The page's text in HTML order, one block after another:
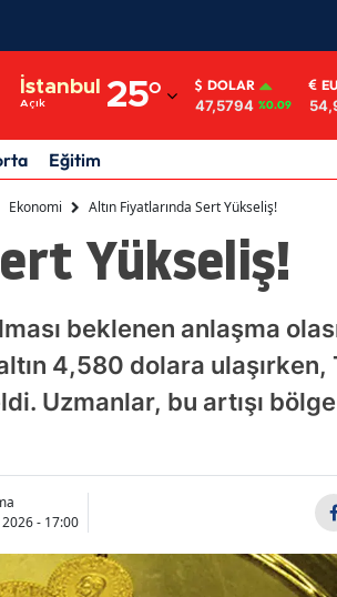
İstanbul
Açık 25°
Adıyaman
Afyonkarahisar
Ağrı
Amasya
Antalya
Artvin
Balıkesir
Bilecik
Bingöl
DOLAR
47,5794 %0.09
Eğitim
Ekonomi Altın Fiyatlarında Sert Yükseliş!
Yükseliş!
beklenen anlaşma
4,580 dolara ulaşırken,
Uzmanlar, bu artışı
2026 - 17:00